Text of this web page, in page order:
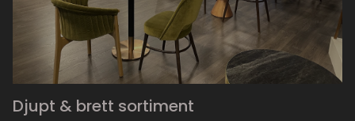
Djupt & brett sortiment